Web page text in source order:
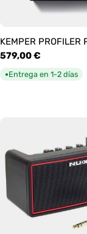
KEMPER PROFILER
Precio
habitual
579,00 €
●Entrega en 1-2 días